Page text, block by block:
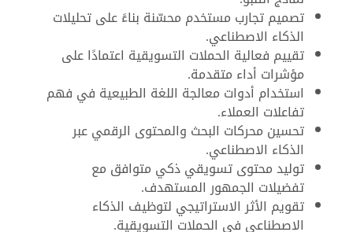
تصميم تجارب مستخدم محسّنة بناءً على تحليلات
الذكاء الاصطناعي.
تقييم فعالية الحملات التسويقية اعتمادًا على
مؤشرات أداء متقدمة.
استخدام أدوات معالجة اللغة الطبيعية في فهم
تفاعلات العملاء.
تحسين محركات البحث والمحتوى الرقمي عبر
الذكاء الاصطناعي.
توليد محتوى تسويقي ذكي متوافق مع
تفضيلات الجمهور المستهدف.
تقويم الأثر الاستراتيجي لتوظيف الذكاء
الاصطناعي في الحملات التسويقية.